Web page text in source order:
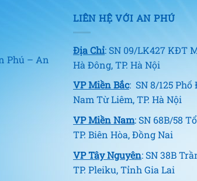
Phú – An
LIÊN HỆ VỚI AN PHÚ
Địa Chỉ: SN 09/LK427 KĐT
Hà Đông, TP. Hà Nội
VP Miền Bắc: SN 8/125 Phố
Nam Từ Liêm, TP. Hà Nội
VP Miền Nam: SN 68B/58
TP. Biên Hòa, Đồng Nai
VP Tây Nguyên: SN 38B
TP. Pleiku, Tỉnh Gia Lai